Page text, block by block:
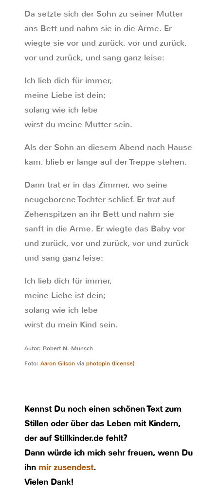
Da setzte sich der Sohn zu seiner Mutter
ans Bett und nahm sie in die Arme. Er
wiegte sie vor und zurück, vor und zurück,
vor und zurück, und sang ganz leise:
Ich lieb dich für immer,
meine Liebe ist dein;
solang wie ich lebe
wirst du meine Mutter sein.
Als der Sohn an diesem Abend nach Hause
kam, blieb er lange auf der Treppe stehen.
Dann trat er in das Zimmer, wo seine
neugeborene Tochter schlief. Er trat auf
Zehenspitzen an ihr Bett und nahm sie
sanft in die Arme. Er wiegte das Baby vor
und zurück, vor und zurück, vor und zurück
und sang ganz leise:
Ich lieb dich für immer,
meine Liebe ist dein;
solang wie ich lebe
wirst du mein Kind sein.
Autor: Robert N. Munsch
Foto: Aaron Gilson via photopin (license)
Kennst Du noch einen schönen Text zum
Stillen oder über das Leben mit Kindern,
der auf Stillkinder.de fehlt?
Dann würde ich mich sehr freuen, wenn Du
ihn mir zusendest.
Vielen Dank!